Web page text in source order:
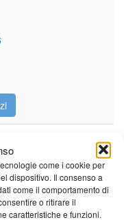
come i cookie per
dispositivo. Il consenso a
come il comportamento di
o ritirare il
caratteristiche e funzioni.